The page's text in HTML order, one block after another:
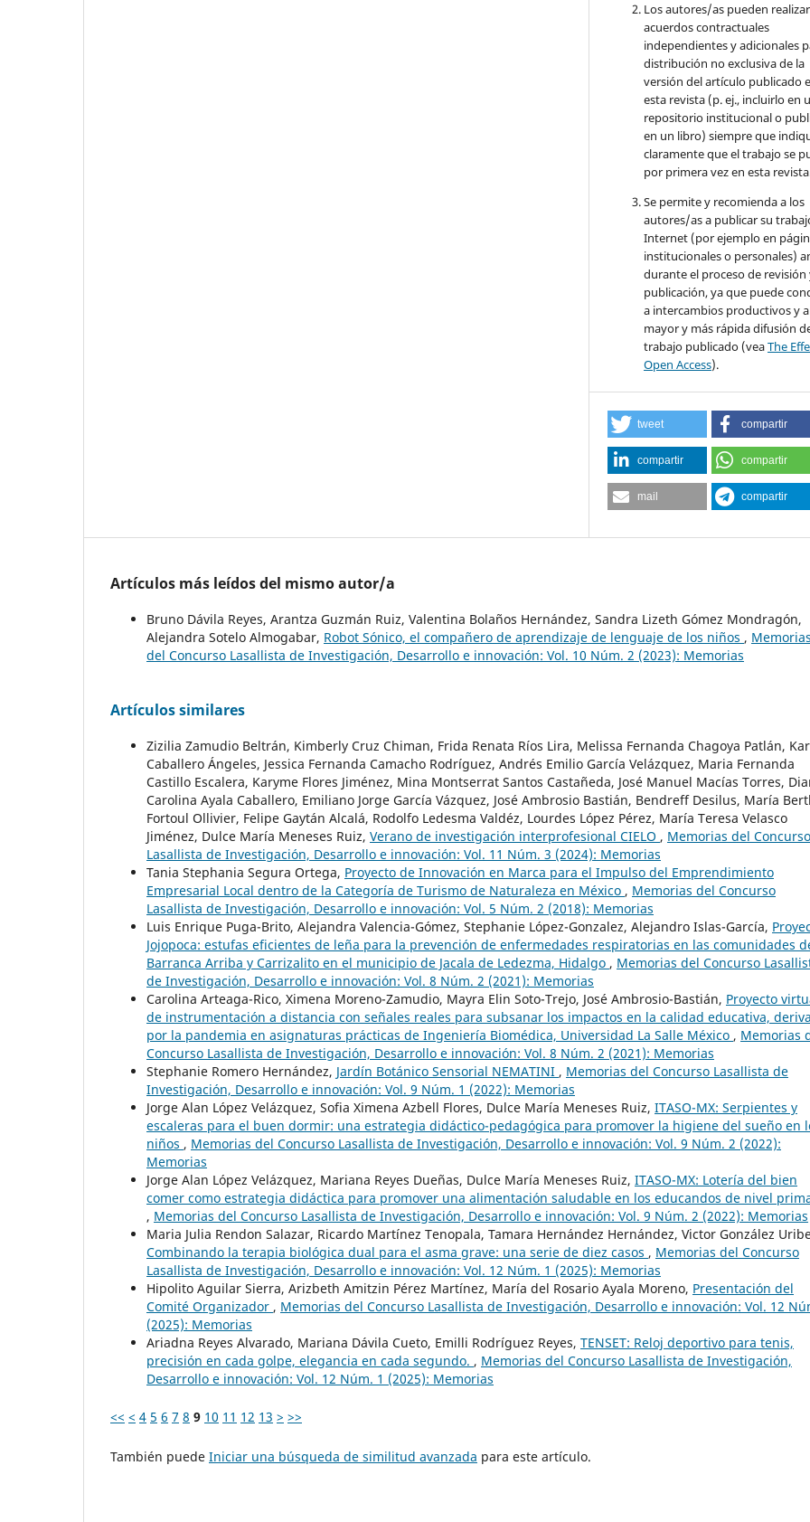
Los autores/as pueden
acuerdos contractuales
independientes y adicionales
distribución no exclusiva de la
versión del artículo publicado
esta revista (p. ej., incluirlo en
repositorio institucional o
en un libro) siempre que
claramente que el trabajo se
por primera vez en esta
Se permite y recomienda a los
autores/as a publicar su
Internet (por ejemplo en
institucionales o personales)
durante el proceso de revisión
publicación, ya que puede
a intercambios productivos y
mayor y más rápida difusión
trabajo publicado (veaThe
Open Access).
tweet compartir
compartir compartir
mail compartir
Artículos más leídos del mismo autor/a
Bruno Dávila Reyes, Arantza Guzmán Ruiz, Valentina Bolaños Hernández, Sandra Lizeth Gómez Mondragón,
Alejandra Sotelo Almogabar, Robot Sónico, el compañero de aprendizaje de lenguaje de los niños , Memorias
del Concurso Lasallista de Investigación, Desarrollo e innovación: Vol. 10 Núm. 2 (2023): Memorias
Artículos similares
Zizilia Zamudio Beltrán, Kimberly Cruz Chiman, Frida Renata Ríos Lira, Melissa Fernanda Chagoya Patlán,
Caballero Ángeles, Jessica Fernanda Camacho Rodríguez, Andrés Emilio García Velázquez, Maria Fernanda
Castillo Escalera, Karyme Flores Jiménez, Mina Montserrat Santos Castañeda, José Manuel Macías Torres,
Carolina Ayala Caballero, Emiliano Jorge García Vázquez, José Ambrosio Bastián, Bendreff Desilus, María
Fortoul Ollivier, Felipe Gaytán Alcalá, Rodolfo Ledesma Valdéz, Lourdes López Pérez, María Teresa Velasco
Jiménez, Dulce María Meneses Ruiz, Verano de investigación interprofesional CIELO , Memorias del Concurso
Lasallista de Investigación, Desarrollo e innovación: Vol. 11 Núm. 3 (2024): Memorias
Tania Stephania Segura Ortega, Proyecto de Innovación en Marca para el Impulso del Emprendimiento
Empresarial Local dentro de la Categoría de Turismo de Naturaleza en México , Memorias del Concurso
Lasallista de Investigación, Desarrollo e innovación: Vol. 5 Núm. 2 (2018): Memorias
Luis Enrique Puga-Brito, Alejandra Valencia-Gómez, Stephanie López-Gonzalez, Alejandro Islas-García,
Jojopoca: estufas eficientes de leña para la prevención de enfermedades respiratorias en las comunidades
Barranca Arriba y Carrizalito en el municipio de Jacala de Ledezma, Hidalgo , Memorias del Concurso
de Investigación, Desarrollo e innovación: Vol. 8 Núm. 2 (2021): Memorias
Carolina Arteaga-Rico, Ximena Moreno-Zamudio, Mayra Elin Soto-Trejo, José Ambrosio-Bastián, Proyecto
de instrumentación a distancia con señales reales para subsanar los impactos en la calidad educativa,
por la pandemia en asignaturas prácticas de Ingeniería Biomédica, Universidad La Salle México , Memorias
Concurso Lasallista de Investigación, Desarrollo e innovación: Vol. 8 Núm. 2 (2021): Memorias
Stephanie Romero Hernández, Jardín Botánico Sensorial NEMATINI , Memorias del Concurso Lasallista de
Investigación, Desarrollo e innovación: Vol. 9 Núm. 1 (2022): Memorias
Jorge Alan López Velázquez, Sofia Ximena Azbell Flores, Dulce María Meneses Ruiz, ITASO-MX: Serpientes y
escaleras para el buen dormir: una estrategia didáctico-pedagógica para promover la higiene del sueño en
niños , Memorias del Concurso Lasallista de Investigación, Desarrollo e innovación: Vol. 9 Núm. 2 (2022):
Memorias
Jorge Alan López Velázquez, Mariana Reyes Dueñas, Dulce María Meneses Ruiz, ITASO-MX: Lotería del bien
comer como estrategia didáctica para promover una alimentación saludable en los educandos de nivel
, Memorias del Concurso Lasallista de Investigación, Desarrollo e innovación: Vol. 9 Núm. 2 (2022): Memorias
Maria Julia Rendon Salazar, Ricardo Martínez Tenopala, Tamara Hernández Hernández, Victor González
Combinando la terapia biológica dual para el asma grave: una serie de diez casos , Memorias del Concurso
Lasallista de Investigación, Desarrollo e innovación: Vol. 12 Núm. 1 (2025): Memorias
Hipolito Aguilar Sierra, Arizbeth Amitzin Pérez Martínez, María del Rosario Ayala Moreno, Presentación del
Comité Organizador , Memorias del Concurso Lasallista de Investigación, Desarrollo e innovación: Vol. 12
(2025): Memorias
Ariadna Reyes Alvarado, Mariana Dávila Cueto, Emilli Rodríguez Reyes, TENSET: Reloj deportivo para tenis,
precisión en cada golpe, elegancia en cada segundo. , Memorias del Concurso Lasallista de Investigación,
Desarrollo e innovación: Vol. 12 Núm. 1 (2025): Memorias
<< < 4 5 6 7 8 9 10 11 12 13 > >>
También puede Iniciar una búsqueda de similitud avanzada para este artículo.